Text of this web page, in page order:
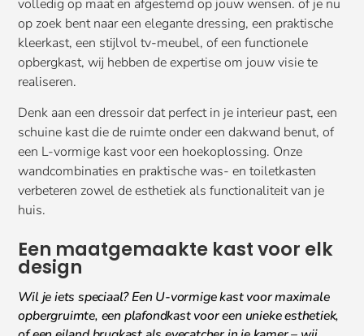
volledig op maat en afgestemd op jouw wensen. of je nu
op zoek bent naar een elegante dressing, een praktische
kleerkast, een stijlvol tv-meubel, of een functionele
opbergkast, wij hebben de expertise om jouw visie te
realiseren.
Denk aan een dressoir dat perfect in je interieur past, een
schuine kast die de ruimte onder een dakwand benut, of
een L-vormige kast voor een hoekoplossing. Onze
wandcombinaties en praktische was- en toiletkasten
verbeteren zowel de esthetiek als functionaliteit van je
huis.
Een maatgemaakte kast voor elk
design
Wil je iets speciaal? Een U-vormige kast voor maximale
opbergruimte, een plafondkast voor een unieke esthetiek,